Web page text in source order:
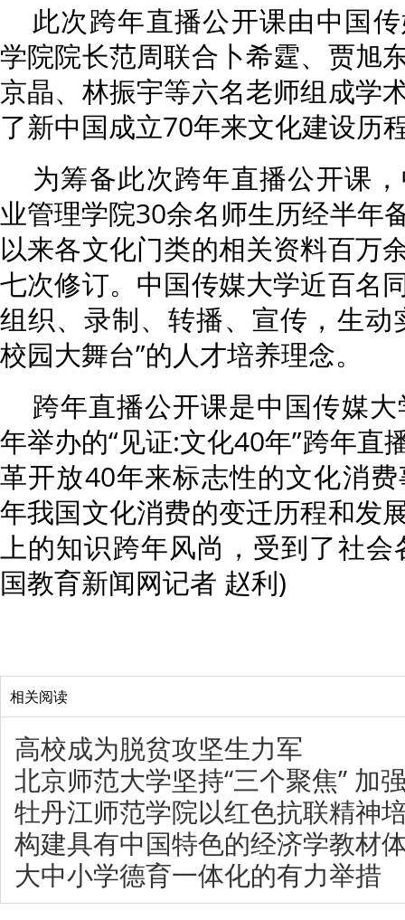
此次跨年直播公开课由中国
学院院长范周联合卜希霆、贾旭
京晶、林振宇等六名老师组成学
了新中国成立70年来文化建设历
为筹备此次跨年直播公开课
业管理学院30余名师生历经半年
以来各文化门类的相关资料百万
七次修订。中国传媒大学近百名
组织、录制、转播、宣传，生动
校园大舞台”的人才培养理念。
跨年直播公开课是中国传媒
年举办的“见证:文化40年”跨年直
革开放40年来标志性的文化消
年我国文化消费的变迁历程和发
上的知识跨年风尚，受到了社
国教育新闻网记者 赵利)
相关阅读
高校成为脱贫攻坚生力军
北京师范大学坚持“三个聚焦” 加
牡丹江师范学院以红色抗联精神
构建具有中国特色的经济学教材
大中小学德育一体化的有力举措